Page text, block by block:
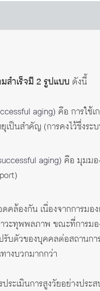
สำเร็จมี 2 รูปแบบ ดังนี้
aging) คือ การใช้
ป็นสำคัญ (การคงไว้ซึ่งระ
aging) คือ มุมมอ
ล้องกัน เนื่องจากการมอ
าวะทุพพลภาพ ขณะที่การ
รับตัวของบุคคลต่อสถาน
างบวกมากกว่า
ระเมินการสูงวัยอย่างป